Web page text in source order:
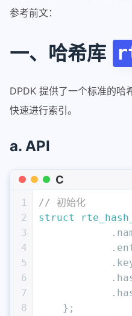
参考前文：
一、哈希库
DPDK 提供了一个标准的哈
快速进行索引。
a. API
C
1
2
3
4
5
6
7
8
// 初始化
struct
    };